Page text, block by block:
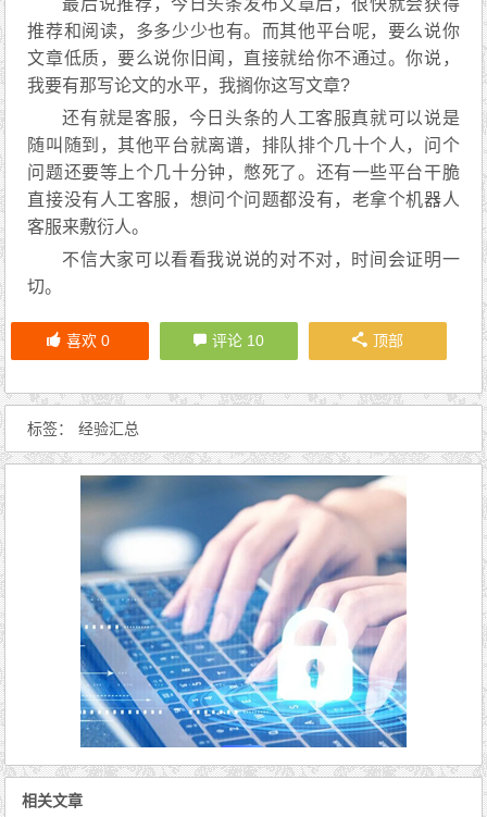
最后说推荐，今日头条发布文章后，很快就会获得
推荐和阅读，多多少少也有。而其他平台呢，要么说你
文章低质，要么说你旧闻，直接就给你不通过。你说，
我要有那写论文的水平，我搁你这写文章?
还有就是客服，今日头条的人工客服真就可以说是
随叫随到，其他平台就离谱，排队排个几十个人，问个
问题还要等上个几十分钟，憋死了。还有一些平台干脆
直接没有人工客服，想问个问题都没有，老拿个机器人
客服来敷衍人。
不信大家可以看看我说说的对不对，时间会证明一
切。
喜欢 0 评论 10 顶部
标签： 经验汇总
相关文章